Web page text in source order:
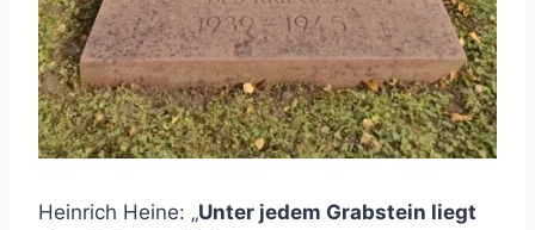
Heinrich Heine: „Unter jedem Grabstein liegt